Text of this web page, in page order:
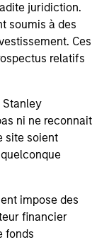
juridiction.
soumis à des
Ces
relatifs
Stanley
ni ne reconnait
site soient
impose des
financier
fonds
for the
and
the